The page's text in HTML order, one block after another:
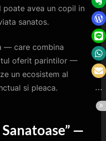
avea un copil in
sanatos.
— care combina
oferit parintilor —
un ecosistem al
si pleaca.
—